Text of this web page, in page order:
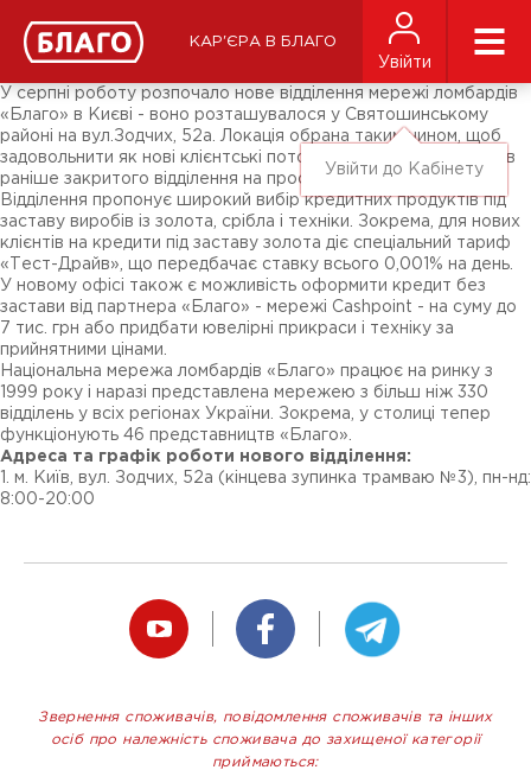
КАР'ЄРА В БЛАГО
Увійти
Увійти до Кабінету
ЗМІ про нас
Підписники соц-мереж
Ярмарки
У серпні роботу розпочало нове відділення мережі ломбардів
«Благо» в Києві - воно розташувалося у Святошинському
районі на вул.Зодчих, 52а. Локація обрана таким чином, щоб
задовольнити як нові клієнтські потоки, так і потреби клієнтів
раніше закритого відділення на просп.Леся Курбаса, 20.
Відділення пропонує широкий вибір кредитних продуктів під
заставу виробів із золота, срібла і техніки. Зокрема, для нових
клієнтів на кредити під заставу золота діє спеціальний тариф
«Тест-Драйв», що передбачає ставку всього 0,001% на день.
У новому офісі також є можливість оформити кредит без
застави від партнера «Благо» - мережі Cashpoint - на суму до
7 тис. грн або придбати ювелірні прикраси і техніку за
прийнятними цінами.
Національна мережа ломбардів «Благо» працює на ринку з
1999 року і наразі представлена мережею з більш ніж 330
відділень у всіх регіонах України. Зокрема, у столиці тепер
функціонують 46 представництв «Благо».
Адреса та графік роботи нового відділення:
1. м. Київ, вул. Зодчих, 52а (кінцева зупинка трамваю №3), пн-нд:
8:00-20:00
Звернення споживачів, повідомлення споживачів та інших
осіб про належність споживача до захищеної категорії
приймаються: